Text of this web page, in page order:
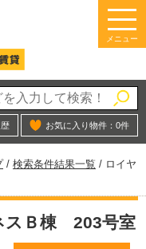
メニュー
お気に入り物件： 0件
/ 検索条件結果一覧 / ロイヤ
スＢ棟 203号室